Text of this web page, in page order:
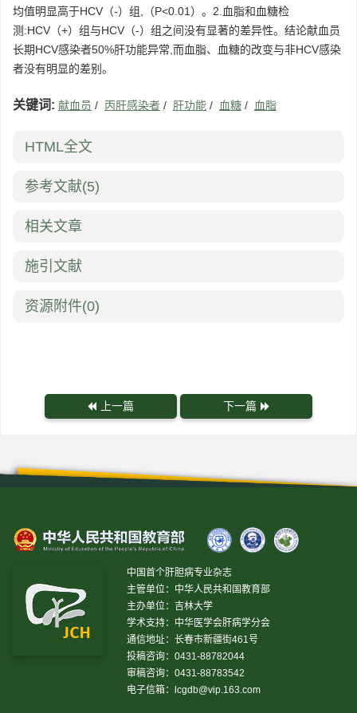
均值明显高于HCV（-）组,（P<0.01）。2.血脂和血糖检
测:HCV（+）组与HCV（-）组之间没有显著的差异性。结论献血员
长期HCV感染者50%肝功能异常,而血脂、血糖的改变与非HCV感染
者没有明显的差别。
关键词: 献血员 / 丙肝感染者 / 肝功能 / 血糖 / 血脂
HTML全文
参考文献(5)
相关文章
施引文献
资源附件(0)
上一篇 下一篇
中国首个肝胆病专业杂志
主管单位：中华人民共和国教育部
主办单位：吉林大学
学术支持：中华医学会肝病学分会
通信地址：长春市新疆街461号
投稿咨询：0431-88782044
审稿咨询：0431-88783542
电子信箱：
lcgdb@vip.163.com